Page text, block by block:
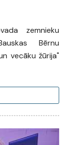
zemnieku
Bērnu
vecāku žūrija"